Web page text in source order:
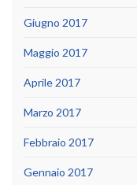
Giugno 2017
Maggio 2017
Aprile 2017
Marzo 2017
Febbraio 2017
Gennaio 2017